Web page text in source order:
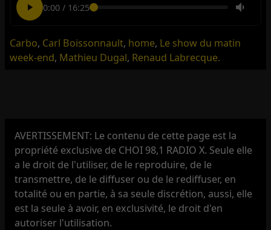
0:00/ 16:25
Carbo, Carl Boissonnault, home, Le show du matin
week-end, Mathieu Dugal, Renaud Labrecque.
AVERTISSEMENT: Le contenu de cette page est la
propriété exclusive de CHOI 98,1 RADIO X. Seule elle
a le droit de l'utiliser, de le reproduire, de le
transmettre, de le diffuser ou de le rediffuser, en
totalité ou en partie, à sa seule discrétion, aussi, elle
est la seule à avoir, en exclusivité, le droit d'en
autoriser l'utilisation.